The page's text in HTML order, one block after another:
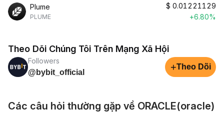
Plume
PLUME
$ 0.01221129
+6.80%
Theo Dõi Chúng Tôi Trên Mạng Xã Hội
Followers
@bybit_official
+Theo Dõi
Các câu hỏi thường gặp về ORACLE(oracle)